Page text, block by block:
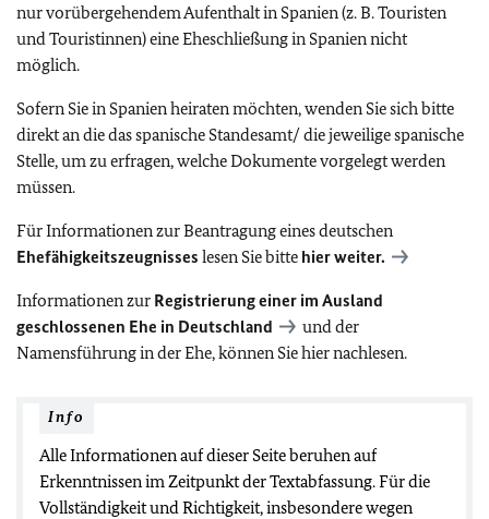
nur vorübergehendem Aufenthalt in Spanien (z. B. Touristen
und Touristinnen) eine Eheschließung in Spanien nicht
möglich.
Sofern Sie in Spanien heiraten möchten, wenden Sie sich bitte
direkt an die das spanische Standesamt/ die jeweilige spanische
Stelle, um zu erfragen, welche Dokumente vorgelegt werden
müssen.
Für Informationen zur Beantragung eines deutschen
Ehefähigkeitszeugnisses lesen Sie bitte hier weiter.
Informationen zur Registrierung einer im Ausland
geschlossenen Ehe in Deutschland
und der
Namensführung in der Ehe, können Sie hier nachlesen.
Info
Alle Informationen auf dieser Seite beruhen auf
Erkenntnissen im Zeitpunkt der Textabfassung. Für die
Vollständigkeit und Richtigkeit, insbesondere wegen